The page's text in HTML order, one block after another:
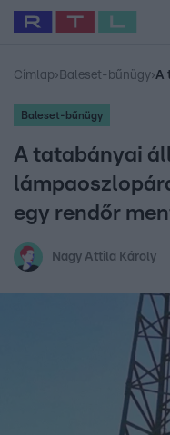
Legfrissebb RTL Híradó
Babits Marcella
Címlap› Baleset-bűnügy›
Baleset-bűnügy
A tatabányai
egy rendőr
Nagy Attila Károly